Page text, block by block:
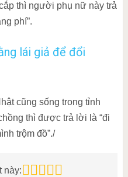
thì người phụ nữ này trả
phí”.
lái giả để đổi
cũng sống trong tỉnh
thì được trả lời là “đi
trộm đồ”./
này: